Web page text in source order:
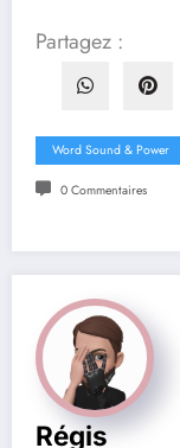
Partagez :
Word Sound & Power
0 Commentaires
Régis